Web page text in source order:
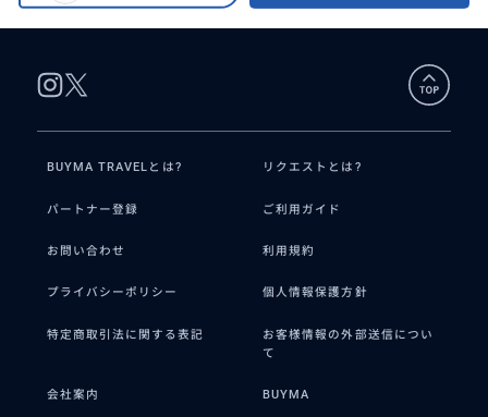
BUYMA TRAVELとは? リクエストとは?
パートナー登録 ご利用ガイド
お問い合わせ 利用規約
プライバシーポリシー 個人情報保護方針
特定商取引法に関する表記
お客様情報の外部送信につい
て
会社案内 BUYMA